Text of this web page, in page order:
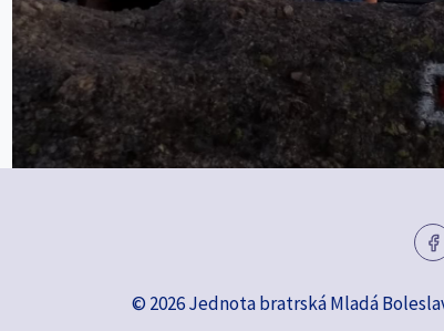
© 2026 Jednota bratrská Mladá